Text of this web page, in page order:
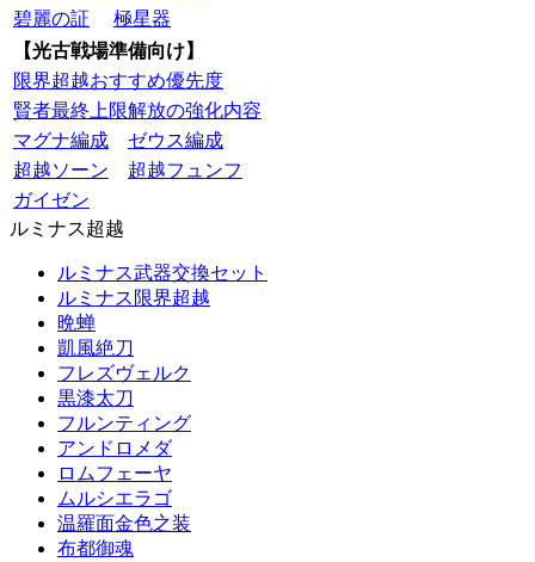
碧麗の証
極星器
【光古戦場準備向け】
限界超越おすすめ優先度
賢者最終上限解放の強化内容
マグナ編成
ゼウス編成
超越ソーン
超越フュンフ
ガイゼン
ルミナス超越
ルミナス武器交換セット
ルミナス限界超越
晩蝉
凱風絶刀
フレズヴェルク
黒漆太刀
フルンティング
アンドロメダ
ロムフェーヤ
ムルシエラゴ
温羅面金色之装
布都御魂